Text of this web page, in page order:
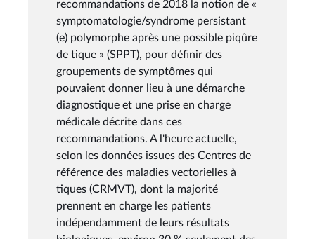
recommandations de 2018 la notion de «
symptomatologie/syndrome persistant
(e) polymorphe après une possible piqûre
de tique » (SPPT), pour définir des
groupements de symptômes qui
pouvaient donner lieu à une démarche
diagnostique et une prise en charge
médicale décrite dans ces
recommandations. A l'heure actuelle,
selon les données issues des Centres de
référence des maladies vectorielles à
tiques (CRMVT), dont la majorité
prennent en charge les patients
indépendamment de leurs résultats